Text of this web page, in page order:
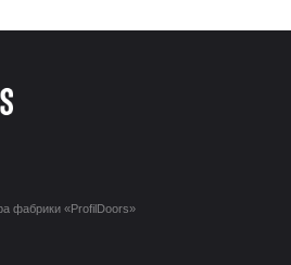
фабрики «ProfilDoors»